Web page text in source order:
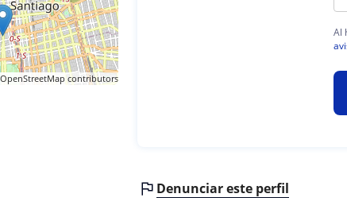
OpenStreetMapcontributors
Al
Denunciar este perfil